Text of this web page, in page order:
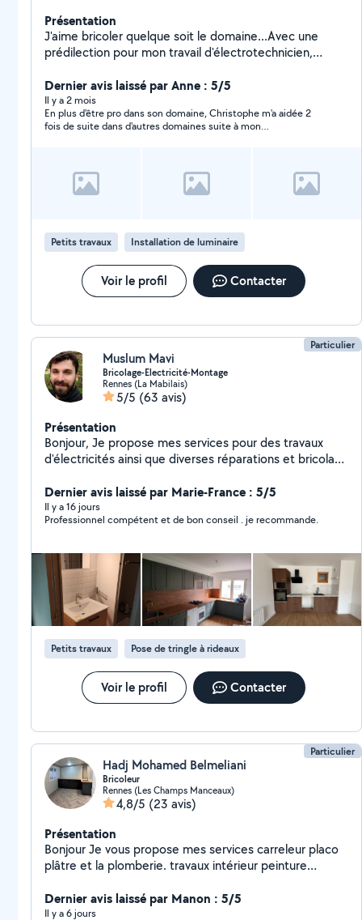
Présentation
J'aime bricoler quelque soit le domaine...Avec une
prédilection pour mon travail d'électrotechnicien,
Dernier avis laissé par Anne : 5/5
Il y a 2 mois
En plus d'être pro dans son domaine, Christophe m'a aidée 2
fois de suite dans d'autres domaines suite à mon
Petits travaux Installation de luminaire
Voir le profil Contacter
Particulier
Muslum Mavi
Bricolage-Electricité-Montage
Rennes (La Mabilais)
5/5 (63 avis)
Présentation
Bonjour, Je propose mes services pour des travaux
d'électricités ainsi que diverses réparations et bricolage
en tout genre et je propose des services de
déménagement. N'hésitez pas à me contacter pour
discuter de vos besoins et projets !
Dernier avis laissé par Marie-France : 5/5
Il y a 16 jours
Professionnel compétent et de bon conseil . je recommande.
Petits travaux Pose de tringle à rideaux
Voir le profil Contacter
Particulier
Hadj Mohamed Belmeliani
Bricoleur
Rennes (Les Champs Manceaux)
4,8/5 (23 avis)
Présentation
Bonjour Je vous propose mes services carreleur placo
plâtre et la plomberie. travaux intérieur peinture
n'hésitez pas à me contacte.
Dernier avis laissé par Manon : 5/5
Il y a 6 jours